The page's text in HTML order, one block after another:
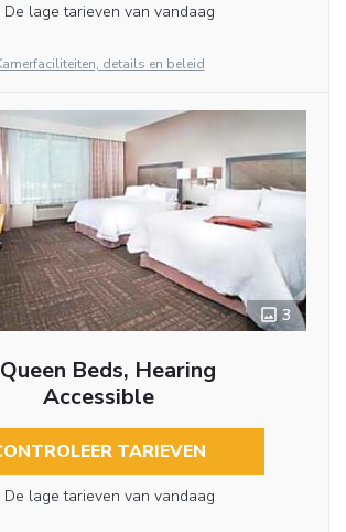
De lage tarieven van vandaag
details en beleid
3
Beds, Hearing
Accessible
TARIEVEN
De lage tarieven van vandaag